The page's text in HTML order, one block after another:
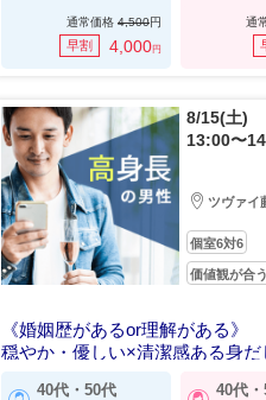
通常価格 4,500円
早割 4,000円
通
8/15(土)
13:00〜
ツヴァイ
個室6対6
価値観が合
《婚姻歴があるor理解がある》
穏やか・優しい×清潔感ある身だ
40代・50代 40代